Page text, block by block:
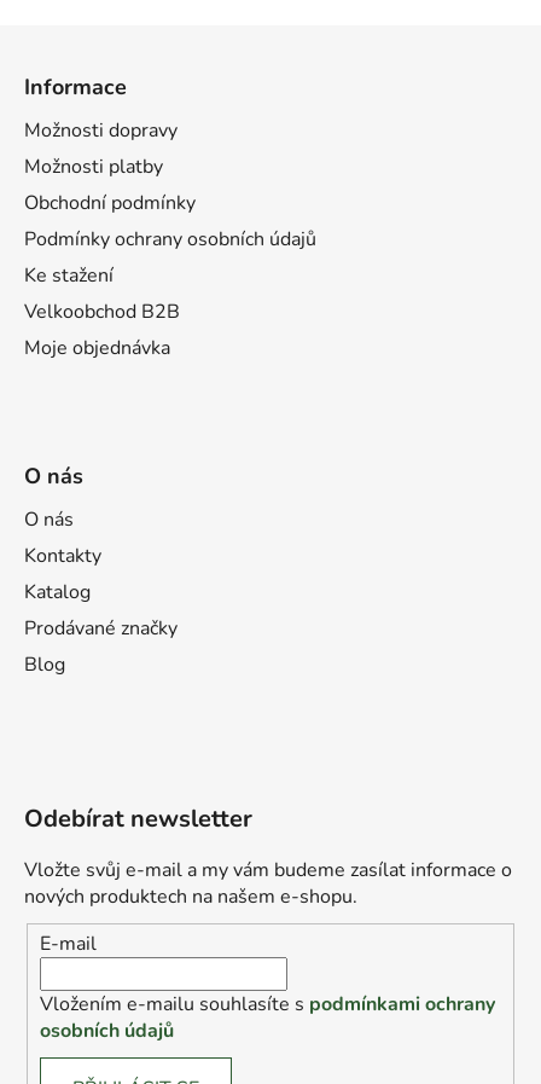
Informace
Možnosti dopravy
Možnosti platby
Obchodní podmínky
Podmínky ochrany osobních údajů
Ke stažení
Velkoobchod B2B
Moje objednávka
O nás
O nás
Kontakty
Katalog
Prodávané značky
Blog
Odebírat newsletter
Vložte svůj e-mail a my vám budeme zasílat informace o
nových produktech na našem e-shopu.
E-mail
Vložením e-mailu souhlasíte s podmínkami ochrany
osobních údajů